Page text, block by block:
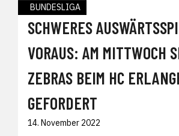
BUNDESLIGA
SCHWERES
VORAUS: AM MITTWOCH
ZEBRAS BEIM HC
GEFORDERT
14. November 2022